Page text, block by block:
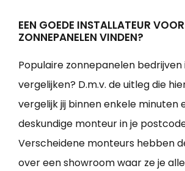
EEN GOEDE INSTALLATEUR VOOR
ZONNEPANELEN VINDEN?
Populaire zonnepanelen bedrijven
vergelijken? D.m.v. de uitleg die
vergelijk jij binnen enkele minuten
deskundige monteur in je
Verscheidene monteurs hebben
over een showroom waar ze je